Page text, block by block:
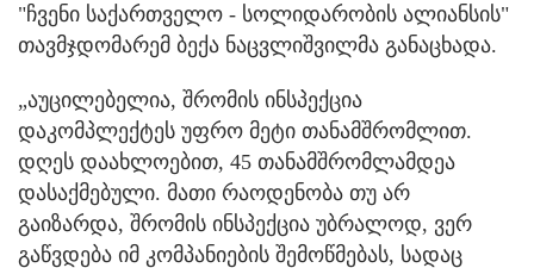
"ჩვენი საქართველო - სოლიდარობის ალიანსის"
თავმჯდომარემ ბექა ნაცვლიშვილმა განაცხადა.
„აუცილებელია, შრომის ინსპექცია
დაკომპლექტეს უფრო მეტი თანამშრომლით.
დღეს დაახლოებით, 45 თანამშრომლამდეა
დასაქმებული. მათი რაოდენობა თუ არ
გაიზარდა, შრომის ინსპექცია უბრალოდ, ვერ
გაწვდება იმ კომპანიების შემოწმებას, სადაც